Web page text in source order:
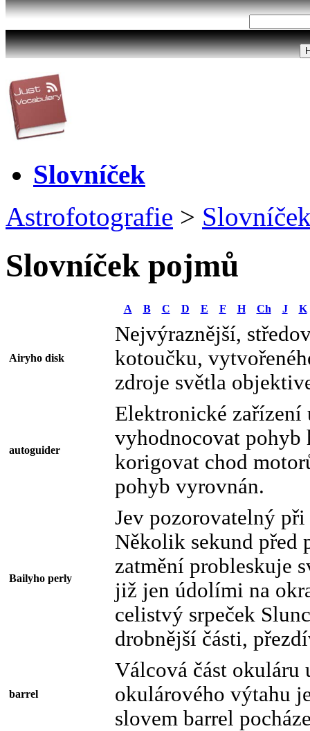
Slovníček
Astrofotografie >
Slovníček pojmů
A B C D E F H Ch J K
Airyho disk
Nejvýraznější,
kotoučku,
zdroje světla
autoguider
Elektronické
vyhodnocovat pohyb
korigovat chod
pohyb vyrovnán.
Bailyho perly
Jev pozorovatelný
Několik sekund před
zatmění probleskuje
již jen údolími na
celistvý srpeček
drobnější části,
barrel
Válcová část okuláru
okulárového výtahu
slovem barrel